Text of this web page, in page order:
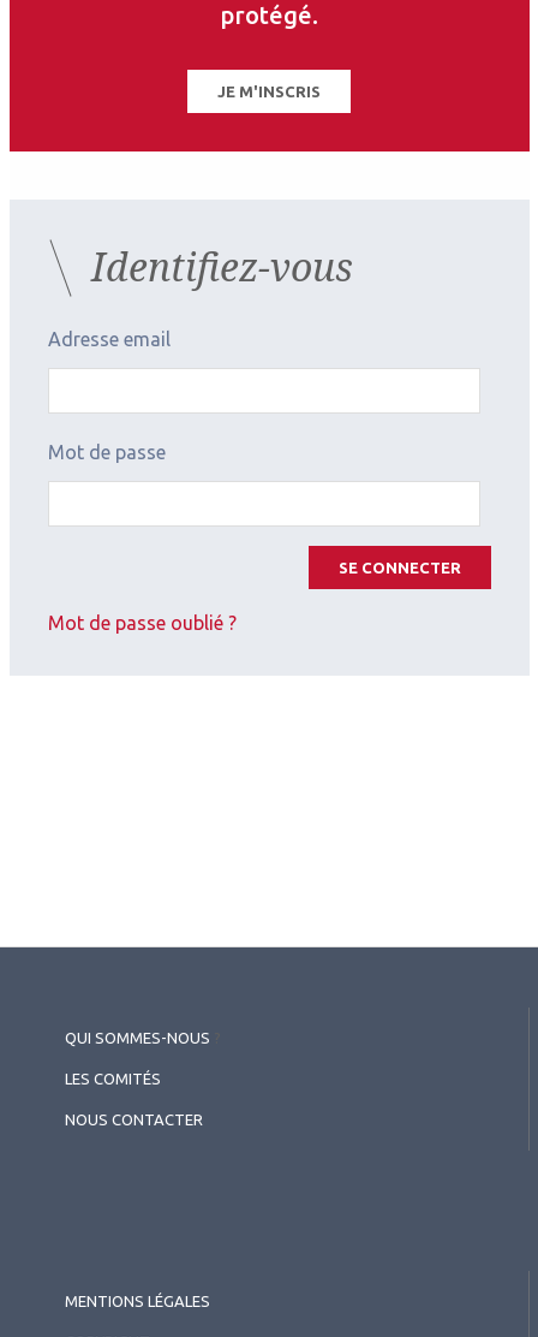
Jean-Baptiste Conart
2026.07.11
2026.05.26
résultats de la chirurgie
protégé.
JE M'INSCRIS
Identifiez-vous
Adresse email
Mot de passe
SE CONNECTER
Mot de passe oublié ?
QUI SOMMES-NOUS
LES COMITÉS
NOUS CONTACTER
MENTIONS LÉGALES